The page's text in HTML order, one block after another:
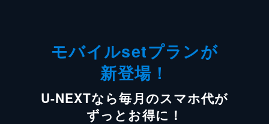
モバイルsetプランが
新登場！
U-NEXTなら毎月のスマホ代が
ずっとお得に！